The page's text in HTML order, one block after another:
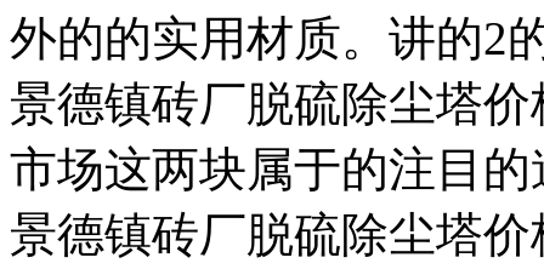
外的的实用材质。讲的2
景德镇砖厂脱硫除尘塔
市场这两块属于的注目
景德镇砖厂脱硫除尘塔